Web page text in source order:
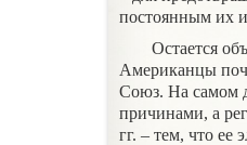
постоянным их
Остается
Американцы
Союз. На самом
причинами, а
гг. – тем, что ее